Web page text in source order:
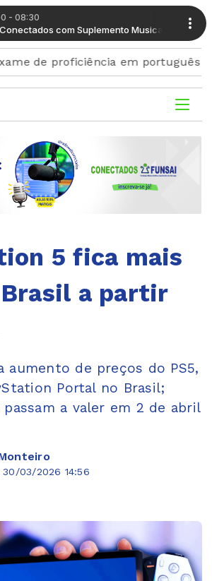
- 08:30
com Suplemento Musical
2000 com Bia Ipsen
proficiência em português
5 fica mais
a partir
aumento de preços do PS5,
Portal no Brasil;
a valer em 2 de abril
03/2026 14:56